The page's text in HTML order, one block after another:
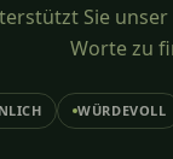
Sie
Worte zu
WÜRDEVOLL